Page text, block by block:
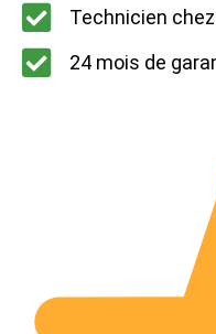
Technicien
24 mois de